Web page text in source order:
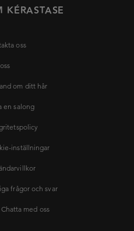
KÉRASTASE
oss
om ditt hår
en salong
inställningar
frågor och svar
Chatta med oss